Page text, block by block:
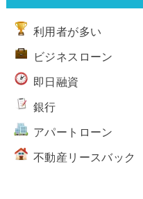
利用者が多い
ビジネスローン
即日融資
銀行
アパートローン
不動産リースバック